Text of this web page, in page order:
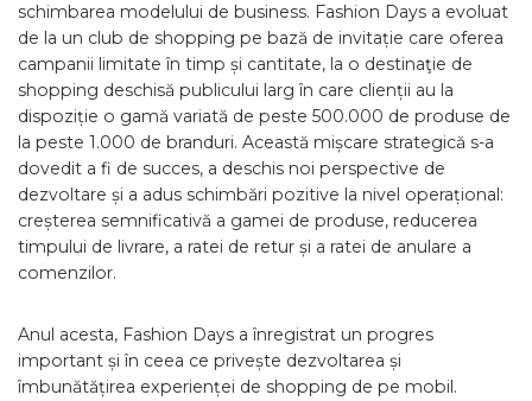
schimbarea modelului de business. Fashion Days a evoluat
de la un club de shopping pe bază de invitație care oferea
campanii limitate în timp și cantitate, la o destinaţie de
shopping deschisă publicului larg în care clienții au la
dispoziție o gamă variată de peste 500.000 de produse de
la peste 1.000 de branduri. Această mișcare strategică s-a
dovedit a fi de succes, a deschis noi perspective de
dezvoltare și a adus schimbări pozitive la nivel operațional:
creșterea semnificativă a gamei de produse, reducerea
timpului de livrare, a ratei de retur și a ratei de anulare a
comenzilor.
Anul acesta, Fashion Days a înregistrat un progres
important și în ceea ce privește dezvoltarea și
îmbunătățirea experienței de shopping de pe mobil.